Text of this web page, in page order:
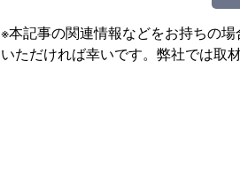
※本記事の関連情報などをお持ちの
いただければ幸いです。弊社では取